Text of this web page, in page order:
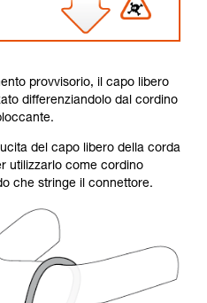
provvisorio, il capo libero
differenziandolo dal cordino
del capo libero della corda
utilizzarlo come cordino
che stringe il connettore.